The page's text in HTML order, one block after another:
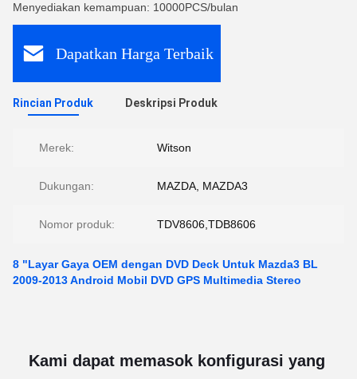
Menyediakan kemampuan: 10000PCS/bulan
Dapatkan Harga Terbaik
Rincian Produk Deskripsi Produk
Merek: Witson
Dukungan: MAZDA, MAZDA3
Nomor produk: TDV8606,TDB8606
8 "Layar Gaya OEM dengan DVD Deck Untuk Mazda3 BL
2009-2013 Android Mobil DVD GPS Multimedia Stereo
Kami dapat memasok konfigurasi yang